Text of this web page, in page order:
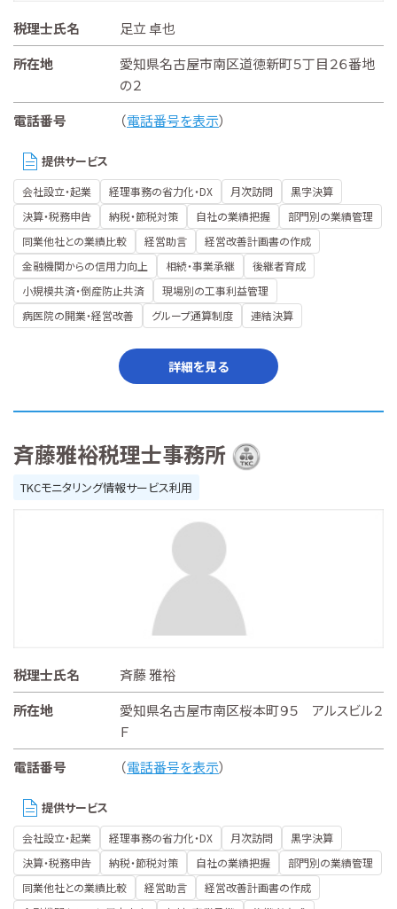
税理士氏名
足立 卓也
所在地
愛知県名古屋市南区道徳新町５丁目２６番地
の２
電話番号
（電話番号を表示）
提供サービス
会社設立・起業 経理事務の省力化・DX 月次訪問
黒字決算
決算・税務申告
納税・節税対策 自社の業績把握
部門別の業績管理
同業他社との業績比較
経営助言
経営改善計画書の作成
金融機関からの信用力向上
相続・事業承継
後継者育成
小規模共済・倒産防止共済
現場別の工事利益管理
病医院の開業・経営改善
グループ通算制度 連結決算
詳細を見る
斉藤雅裕税理士事務所
TKCモニタリング情報サービス利用
税理士氏名
斉藤 雅裕
所在地
愛知県名古屋市南区桜本町９５ アルスビル２
Ｆ
電話番号
（電話番号を表示）
提供サービス
会社設立・起業 経理事務の省力化・DX 月次訪問
黒字決算
決算・税務申告
納税・節税対策 自社の業績把握
部門別の業績管理
同業他社との業績比較
経営助言
経営改善計画書の作成